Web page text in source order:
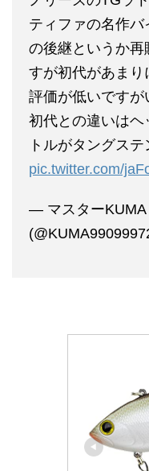
ティファの名作
の後継というか
すが初代があまり
評価が低いですが
初代との違いはヘ
トルがタングス
pic.twitter.com/
— マスター